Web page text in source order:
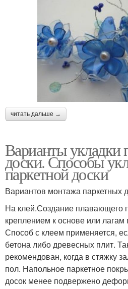
читать дальше →
Варианты укладки
доски. Способы
паркетной доски
Вариантов монтажа паркетных
На клей.Создание плавающего
креплением к основе или лагам
Способ с клеем применяется,
бетона либо древесных плит.
рекомендован, когда в стяжку
пол. Напольное паркетное
досок менее подвержено